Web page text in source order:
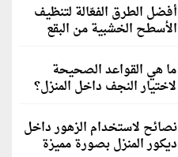
أفضل الطرق الفعّالة لتنظيف
الأسطح الخشبية من البقع
ما هي القواعد الصحيحة
لاختيار النجف داخل المنزل؟
نصائح لاستخدام الزهور داخل
ديكور المنزل بصورة مميزة